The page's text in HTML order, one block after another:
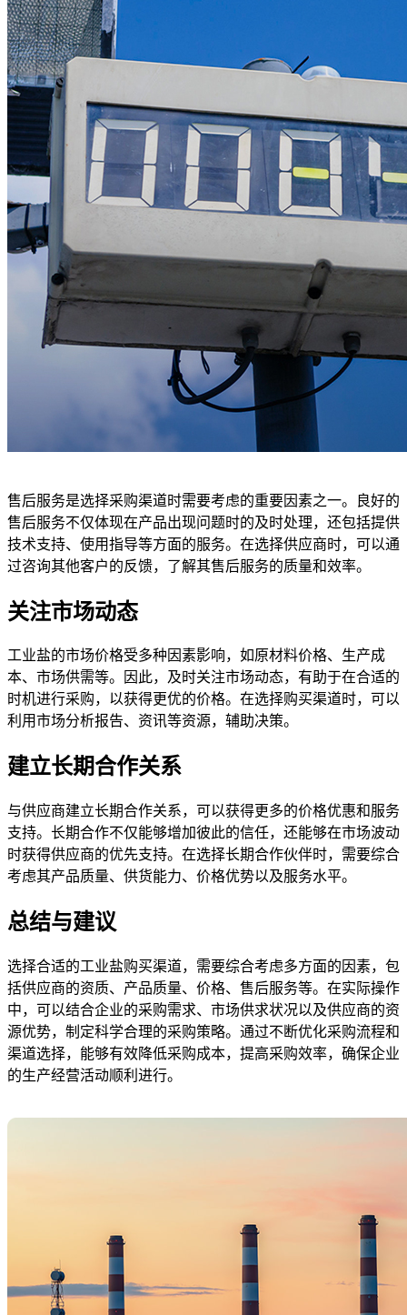
售后服务是选择采购渠道时需要考虑的重要因素之一。良好的
售后服务不仅体现在产品出现问题时的及时处理，还包括提供
技术支持、使用指导等方面的服务。在选择供应商时，可以通
过咨询其他客户的反馈，了解其售后服务的质量和效率。
关注市场动态
工业盐的市场价格受多种因素影响，如原材料价格、生产成
本、市场供需等。因此，及时关注市场动态，有助于在合适的
时机进行采购，以获得更优的价格。在选择购买渠道时，可以
利用市场分析报告、资讯等资源，辅助决策。
建立长期合作关系
与供应商建立长期合作关系，可以获得更多的价格优惠和服务
支持。长期合作不仅能够增加彼此的信任，还能够在市场波动
时获得供应商的优先支持。在选择长期合作伙伴时，需要综合
考虑其产品质量、供货能力、价格优势以及服务水平。
总结与建议
选择合适的工业盐购买渠道，需要综合考虑多方面的因素，包
括供应商的资质、产品质量、价格、售后服务等。在实际操作
中，可以结合企业的采购需求、市场供求状况以及供应商的资
源优势，制定科学合理的采购策略。通过不断优化采购流程和
渠道选择，能够有效降低采购成本，提高采购效率，确保企业
的生产经营活动顺利进行。